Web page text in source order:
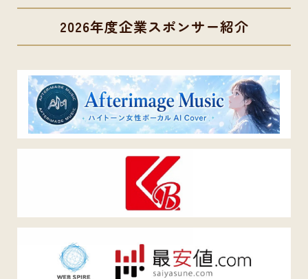
2026年度企業スポンサー紹介